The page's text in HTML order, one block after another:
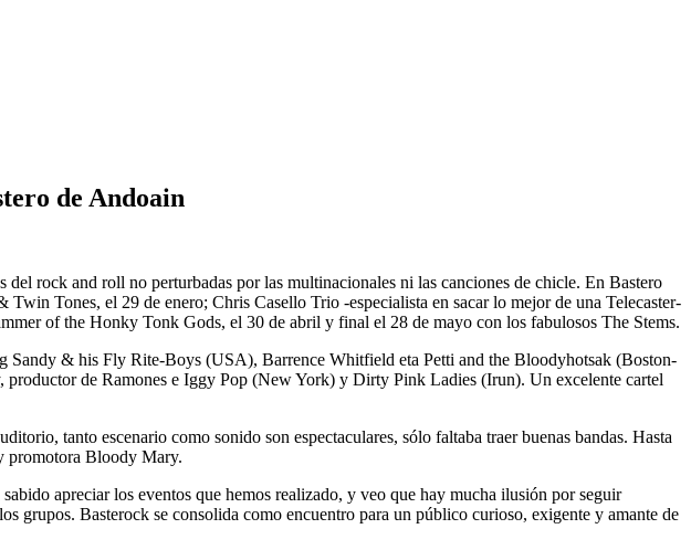
de Andoain
rock and roll no perturbadas por las multinacionales ni las canciones de chicle. En Bastero
Tones, el 29 de enero; Chris Casello Trio -especialista en sacar lo mejor de una Telecaster-
of the Honky Tonk Gods, el 30 de abril y final el 28 de mayo con los fabulosos The Stems.
Sandy & his Fly Rite-Boys (USA), Barrence Whitfield eta Petti and the Bloodyhotsak (Boston-
de Ramones e Iggy Pop (New York) y Dirty Pink Ladies (Irun). Un excelente cartel
tanto escenario como sonido son espectaculares, sólo faltaba traer buenas bandas. Hasta
promotora Bloody Mary.
apreciar los eventos que hemos realizado, y veo que hay mucha ilusión por seguir
grupos. Basterock se consolida como encuentro para un público curioso, exigente y amante de